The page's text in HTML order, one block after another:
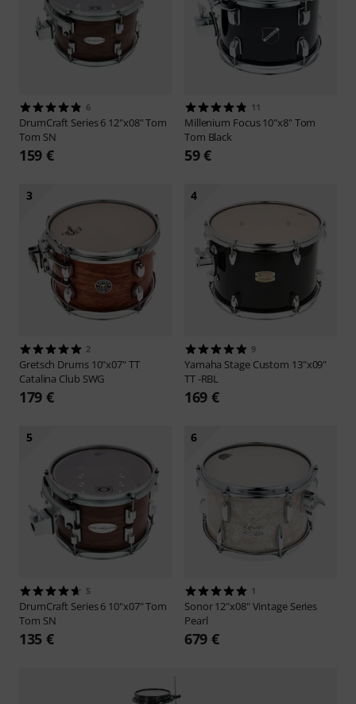
6
DrumCraft Series 6 12"x08" Tom
Tom SN
159 €
11
Millenium Focus 10"x8" Tom
Tom Black
59 €
3
2
Gretsch Drums 10"x07" TT
Catalina Club SWG
179 €
4
9
Yamaha Stage Custom 13"x09"
TT -RBL
169 €
5
5
DrumCraft Series 6 10"x07" Tom
Tom SN
135 €
6
1
Sonor12"x08" Vintage Series
Pearl
679 €